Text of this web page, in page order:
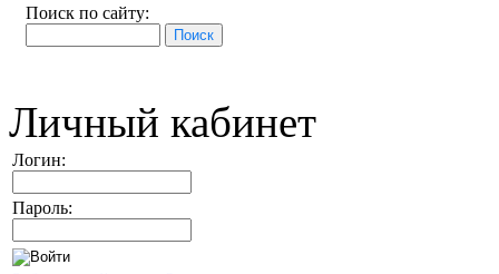
Поиск по сайту:
Личный кабинет
Логин:
Пароль: